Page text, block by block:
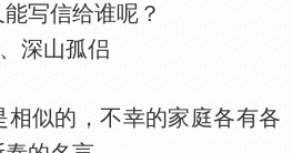
写信给谁呢？
深山孤侣
似的，不幸的家庭各有各